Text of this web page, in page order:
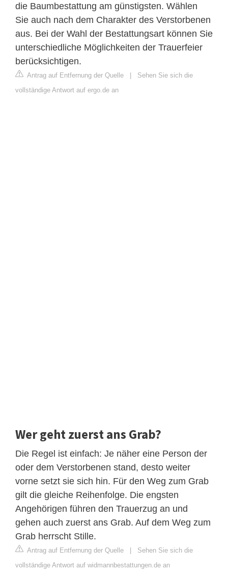
die Baumbestattung am günstigsten. Wählen
Sie auch nach dem Charakter des Verstorbenen
aus. Bei der Wahl der Bestattungsart können Sie
unterschiedliche Möglichkeiten der Trauerfeier
berücksichtigen.
Antrag auf Entfernung der Quelle | Sehen Sie sich die
vollständige Antwort auf ergo.de an
Wer geht zuerst ans Grab?
Die Regel ist einfach: Je näher eine Person der
oder dem Verstorbenen stand, desto weiter
vorne setzt sie sich hin. Für den Weg zum Grab
gilt die gleiche Reihenfolge. Die engsten
Angehörigen führen den Trauerzug an und
gehen auch zuerst ans Grab. Auf dem Weg zum
Grab herrscht Stille.
Antrag auf Entfernung der Quelle | Sehen Sie sich die
vollständige Antwort auf widmannbestattungen.de an